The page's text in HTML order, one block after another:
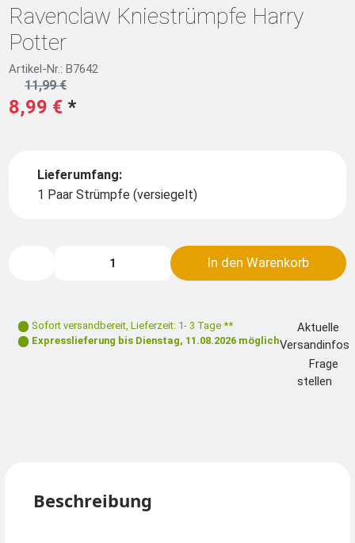
Ravenclaw Kniestrümpfe Harry
Potter
Artikel-Nr.: B7642
8,99 € *
11,99 €
Lieferumfang:
1 Paar Strümpfe (versiegelt)
In den Warenkorb
Sofort versandbereit, Lieferzeit: 1- 3 Tage **
Expresslieferung bis Dienstag, 11.08.2026 möglich
Aktuelle
Versandinfos
Frage
stellen
Beschreibung